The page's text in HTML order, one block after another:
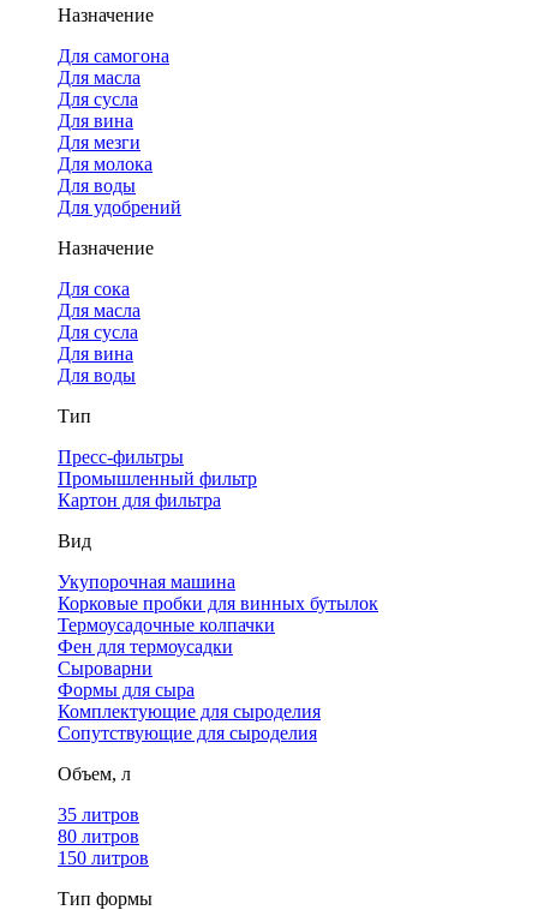
Назначение
Для самогона
Для масла
Для сусла
Для вина
Для мезги
Для молока
Для воды
Для удобрений
Назначение
Для сока
Для масла
Для сусла
Для вина
Для воды
Тип
Пресс-фильтры
Промышленный фильтр
Картон для фильтра
Вид
Укупорочная машина
Корковые пробки для винных бутылок
Термоусадочные колпачки
Фен для термоусадки
Сыроварни
Формы для сыра
Комплектующие для сыроделия
Сопутствующие для сыроделия
Объем, л
35 литров
80 литров
150 литров
Тип формы